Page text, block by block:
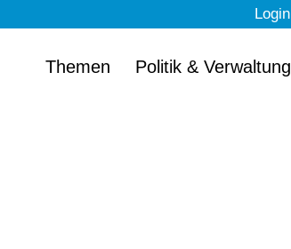
Login
Themen Politik & Verwaltung